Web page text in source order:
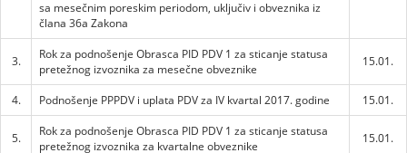
sa mesečnim poreskim periodom, uključiv i obveznika iz
člana 36a Zakona
3.
Rok za podnošenje Obrasca PID PDV 1 za sticanje statusa
pretežnog izvoznika za mesečne obveznike
15.01.
4. Podnošenje PPPDV i uplata PDV za IV kvartal 2017. godine 15.01.
5.
Rok za podnošenje Obrasca PID PDV 1 za sticanje statusa
pretežnog izvoznika za kvartalne obveznike
15.01.